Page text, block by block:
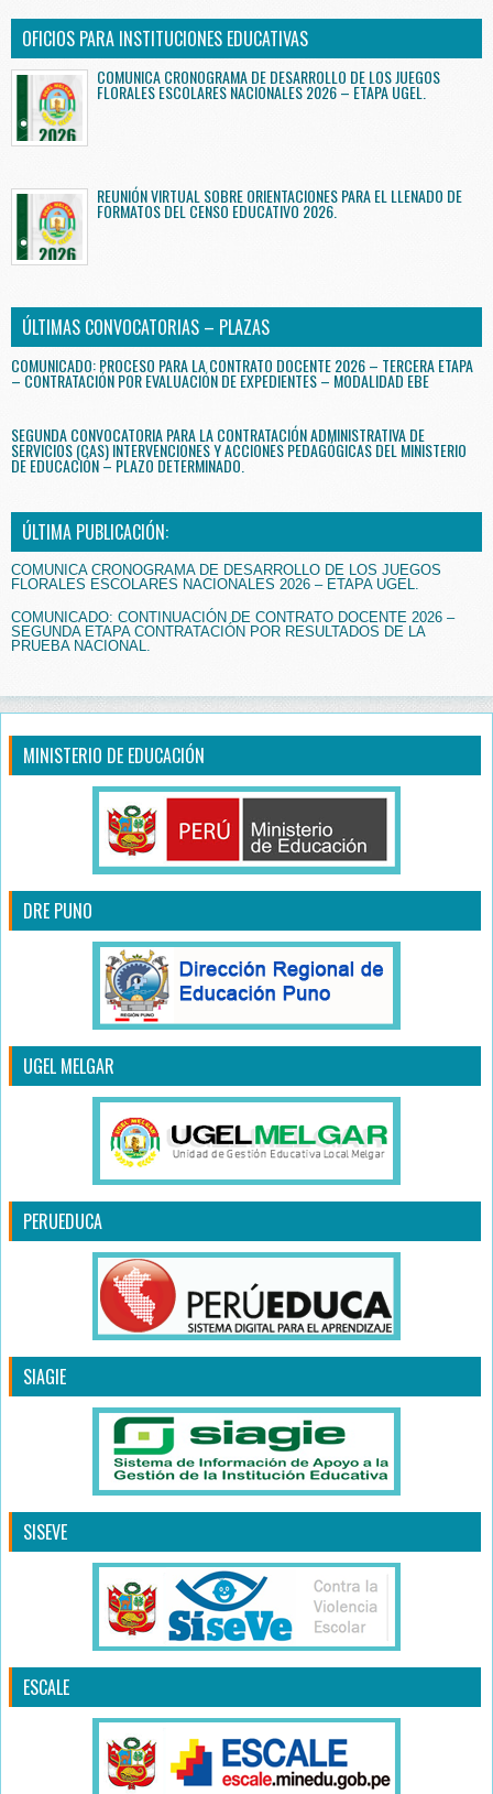
OFICIOS PARA INSTITUCIONES EDUCATIVAS
COMUNICA CRONOGRAMA DE DESARROLLO DE LOS JUEGOS
FLORALES ESCOLARES NACIONALES 2026 – ETAPA UGEL.
REUNIÓN VIRTUAL SOBRE ORIENTACIONES PARA EL LLENADO DE
FORMATOS DEL CENSO EDUCATIVO 2026.
ÚLTIMAS CONVOCATORIAS – PLAZAS
COMUNICADO: PROCESO PARA LA CONTRATO DOCENTE 2026 – TERCERA ETAPA
– CONTRATACIÓN POR EVALUACIÓN DE EXPEDIENTES – MODALIDAD EBE
SEGUNDA CONVOCATORIA PARA LA CONTRATACIÓN ADMINISTRATIVA DE
SERVICIOS (CAS) INTERVENCIONES Y ACCIONES PEDAGÓGICAS DEL MINISTERIO
DE EDUCACIÓN – PLAZO DETERMINADO.
ÚLTIMA PUBLICACIÓN:
COMUNICA CRONOGRAMA DE DESARROLLO DE LOS JUEGOS
FLORALES ESCOLARES NACIONALES 2026 – ETAPA UGEL.
COMUNICADO: CONTINUACIÓN DE CONTRATO DOCENTE 2026 –
SEGUNDA ETAPA CONTRATACIÓN POR RESULTADOS DE LA
PRUEBA NACIONAL.
MINISTERIO DE EDUCACIÓN
DRE PUNO
UGEL MELGAR
PERUEDUCA
SIAGIE
SISEVE
ESCALE